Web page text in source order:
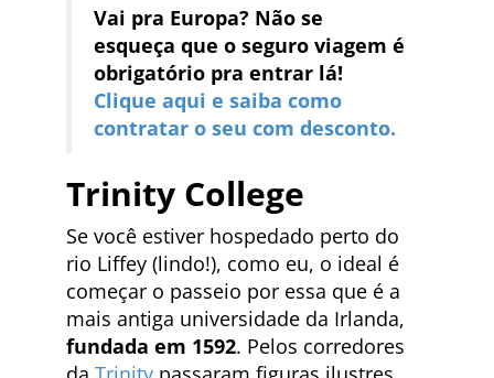
Vai pra Europa? Não se
esqueça que o seguro viagem é
obrigatório pra entrar lá!
Clique aqui e saiba como
contratar o seu com desconto.
Trinity College
Se você estiver hospedado perto do
rio Liffey (lindo!), como eu, o ideal é
começar o passeio por essa que é a
mais antiga universidade da Irlanda,
fundada em 1592. Pelos corredores